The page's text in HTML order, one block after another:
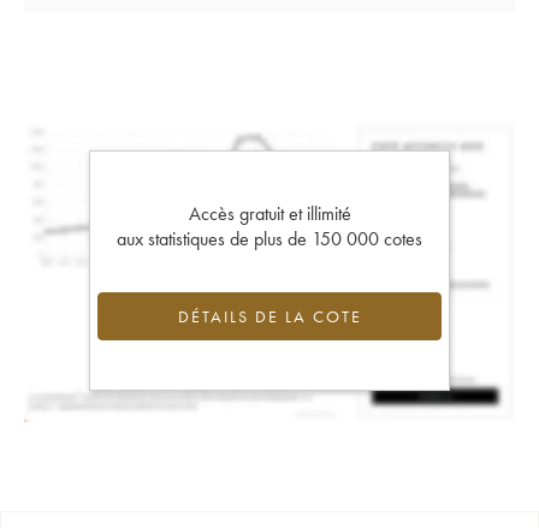
Accès gratuit et illimité
aux statistiques de plus de 150 000 cotes
DÉTAILS DE LA COTE